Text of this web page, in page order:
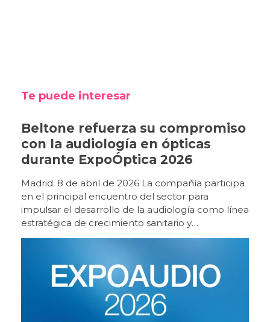
Te puede interesar
Beltone refuerza su compromiso
con la audiología en ópticas
durante ExpoÓptica 2026
Madrid. 8 de abril de 2026 La compañía participa
en el principal encuentro del sector para
impulsar el desarrollo de la audiología como línea
estratégica de crecimiento sanitario y
empresarial. Beltone participa un año más en
profesional del sector óptico y audiológico en
España, que se celebra del 9 al 11 de abril en
IFEMA Madrid (pabellón 10, stand E12). Con
motivo de esta edición, la compañía presentará
un espacio expositivo orientado a la experiencia